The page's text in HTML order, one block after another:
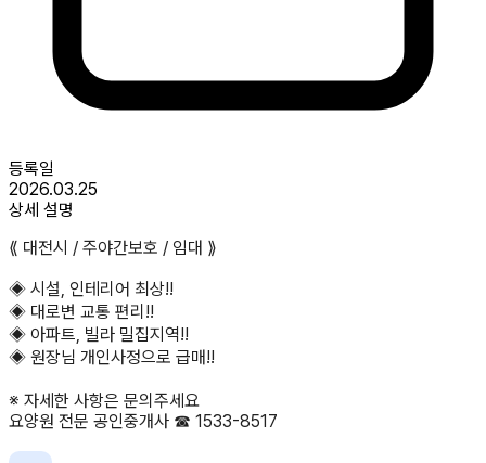
등록일
2026.03.25
상세 설명
⟪ 대전시 / 주야간보호 / 임대 ⟫
◈ 시설, 인테리어 최상!!
◈ 대로변 교통 편리!!
◈ 아파트, 빌라 밀집지역!!
◈ 원장님 개인사정으로 급매!!
※ 자세한 사항은 문의주세요
요양원 전문 공인중개사 ☎ 1533-8517